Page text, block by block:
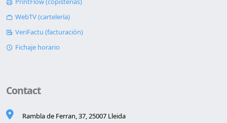
WebTV (cartelería)
VeriFactu (facturación)
Fichaje horario
Contact
Rambla de Ferran, 37, 25007 Lleida